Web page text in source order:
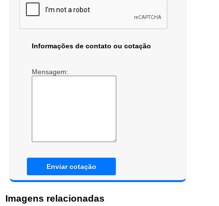
Informações de contato ou cotação
Mensagem:
Enviar cotação
Imagens relacionadas